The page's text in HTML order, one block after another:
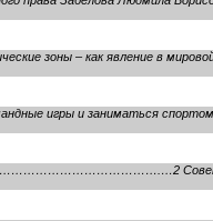
зоны – как явление в
игры и заниматься